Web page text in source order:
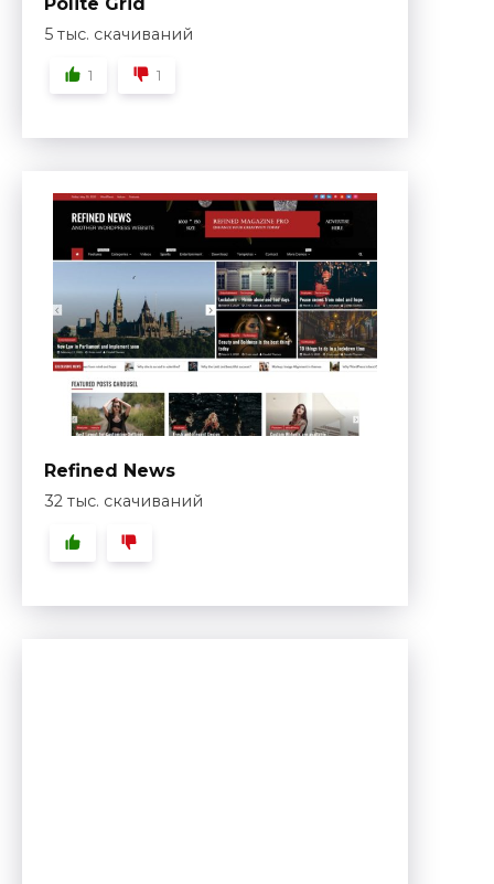
5 тыс. скачиваний
1 1
Refined News
32 тыс. скачиваний